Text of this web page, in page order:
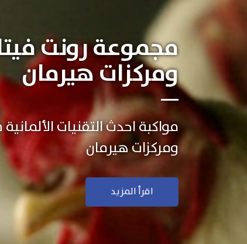
مجموعة رونت
ومركزات هيرمان
نستخدم التكنولوجيا
منتجاتنا بجودة ودقة عالية
اقرأ المزيد